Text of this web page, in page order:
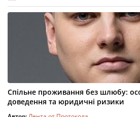
Спільне проживання без шлюбу:
доведення та юридичні ризики